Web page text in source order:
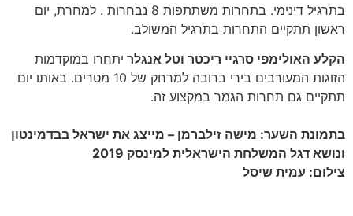
בתרגיל דינימי. בתחרות משתתפות 8 נבחרות . למחרת, יום
ראשון תתקיים התחרות בתרגיל המשולב.
הקלע האולימפי סרגיי ריכטר וטל אנגלר יתחרו במוקדמות
הזוגות המעורבים בירי ברובה למרחק של 10 מטרים. באותו יום
תתקיים גם תחרות הגמר במקצוע זה.
בתמונת השער: מישה זילברמן – מייצג את ישראל בבדמינטון
ונושא דגל המשלחת הישראלית למינסק 2019
צילום: עמית שיסל